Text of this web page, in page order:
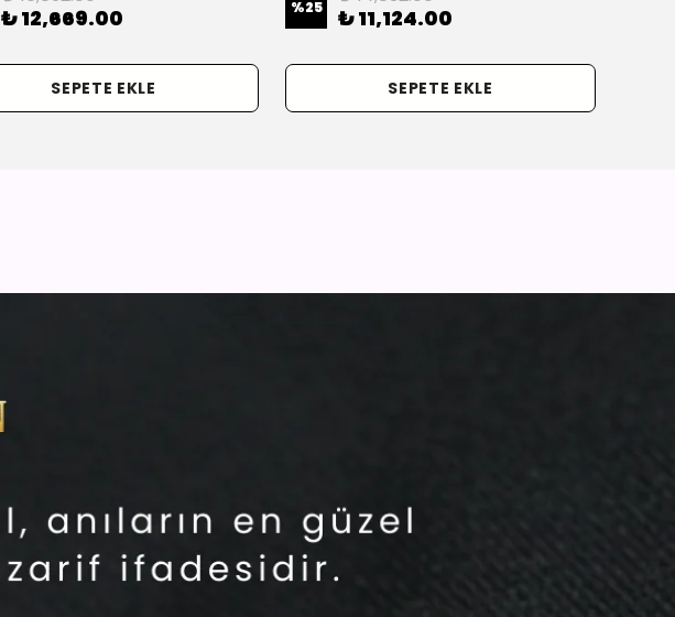
₺ 12,669.00
SEPETE EKLE
%25 ₺ 11,124.00
SEPETE EKLE